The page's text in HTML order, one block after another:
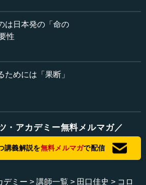
宗教観の違いで戦争が起きること
想は、イデオロギーや宗教を乗り越
なものとしてコンセンサスが取れる
るのです。命を持ち出すと、どのよ
ーの人でも命は大切だと答えます。
洋思想が説いている命の尊重という
す。
どのスケールがあるのかという
があります「草木国土悉皆成仏(そう
ょうぶつ)」という言葉があります。
は日本発の「命の
性
めには「果断」
・アカデミー無料メルマガ／
講義解説を無料メルマガで配信
デミー 講師一覧 田口佳史 コロ